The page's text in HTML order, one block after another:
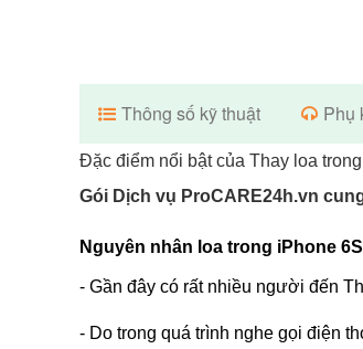
Thông số kỹ thuật Phụ
Đặc điểm nổi bật của Thay loa
Gói Dịch vụ ProCARE24h.vn
Nguyên nhân loa trong iPhone
- Gần đây có rất nhiều người đến
- Do trong quá trình nghe gọi điện